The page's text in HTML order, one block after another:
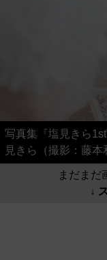
写真集『塩見きら
見きら（撮影：藤本
まだまだ
↓